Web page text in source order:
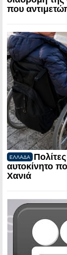
που
ΕΛΛΑΔΑ
αυτοκίνητο
Χανιά